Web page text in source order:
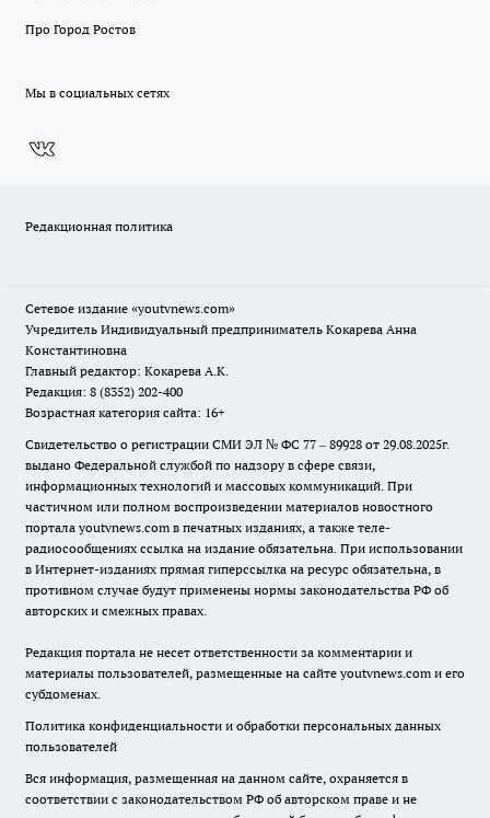
Про Город Ростов
Мы в социальных сетях
Редакционная политика
Сетевое издание «youtvnews.com»
Учредитель Индивидуальный предприниматель Кокарева Анна
Константиновна
Главный редактор: Кокарева А.К.
Редакция: 8 (8352) 202-400
Возрастная категория сайта: 16+
Свидетельство о регистрации СМИ ЭЛ № ФС 77 – 89928 от 29.08.2025г.
выдано Федеральной службой по надзору в сфере связи,
информационных технологий и массовых коммуникаций. При
частичном или полном воспроизведении материалов новостного
портала youtvnews.com в печатных изданиях, а также теле-
радиосообщениях ссылка на издание обязательна. При использовании
в Интернет-изданиях прямая гиперссылка на ресурс обязательна, в
противном случае будут применены нормы законодательства РФ об
авторских и смежных правах.
Редакция портала не несет ответственности за комментарии и
материалы пользователей, размещенные на сайте youtvnews.com и его
субдоменах.
Политика конфиденциальности и обработки персональных данных
пользователей
Вся информация, размещенная на данном сайте, охраняется в
соответствии с законодательством РФ об авторском праве и не